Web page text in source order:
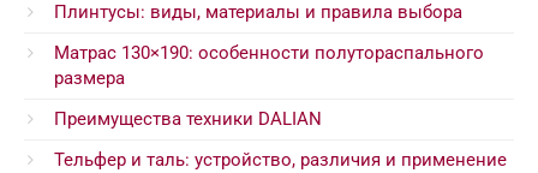
Плинтусы: виды, материалы и правила выбора
Матрас 130×190: особенности полутораспального
размера
Преимущества техники DALIAN
Тельфер и таль: устройство, различия и применение